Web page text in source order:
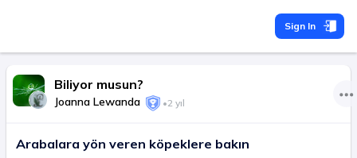
Sign In
Biliyor musun?
Joanna Lewanda •2 yıl
Arabalara yön veren köpeklere bakın